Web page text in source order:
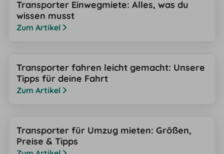
Transporter Einwegmiete: Alles, was du
wissen musst
Zum Artikel
Transporter fahren leicht gemacht: Unsere
Tipps für deine Fahrt
Zum Artikel
Transporter für Umzug mieten: Größen,
Preise & Tipps